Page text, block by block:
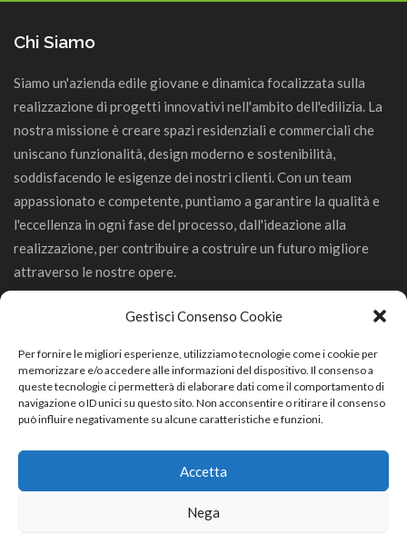
Gestisci Consenso Cookie
Per fornire le migliori esperienze, utilizziamo tecnologie come i cookie per
memorizzare e/o accedere alle informazioni del dispositivo. Il consenso a
queste tecnologie ci permetterà di elaborare dati come il comportamento di
navigazione o ID unici su questo sito. Non acconsentire o ritirare il consenso
può influire negativamente su alcune caratteristiche e funzioni.
Accetta
Nega
Chi Siamo
Siamo un'azienda edile giovane e dinamica focalizzata sulla
realizzazione di progetti innovativi nell'ambito dell'edilizia. La
nostra missione è creare spazi residenziali e commerciali che
uniscano funzionalità, design moderno e sostenibilità,
soddisfacendo le esigenze dei nostri clienti. Con un team
appassionato e competente, puntiamo a garantire la qualità e
l'eccellenza in ogni fase del processo, dall'ideazione alla
realizzazione, per contribuire a costruire un futuro migliore
attraverso le nostre opere.
GeCo Srl
Via Trevisago 68/D 25080 Manerba del Garda (BS)